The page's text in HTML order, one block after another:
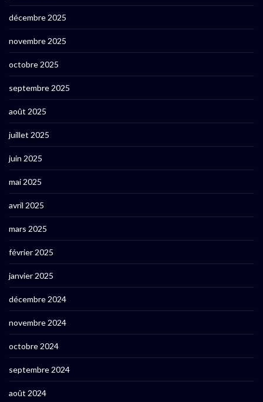
décembre 2025
novembre 2025
octobre 2025
septembre 2025
août 2025
juillet 2025
juin 2025
mai 2025
avril 2025
mars 2025
février 2025
janvier 2025
décembre 2024
novembre 2024
octobre 2024
septembre 2024
août 2024